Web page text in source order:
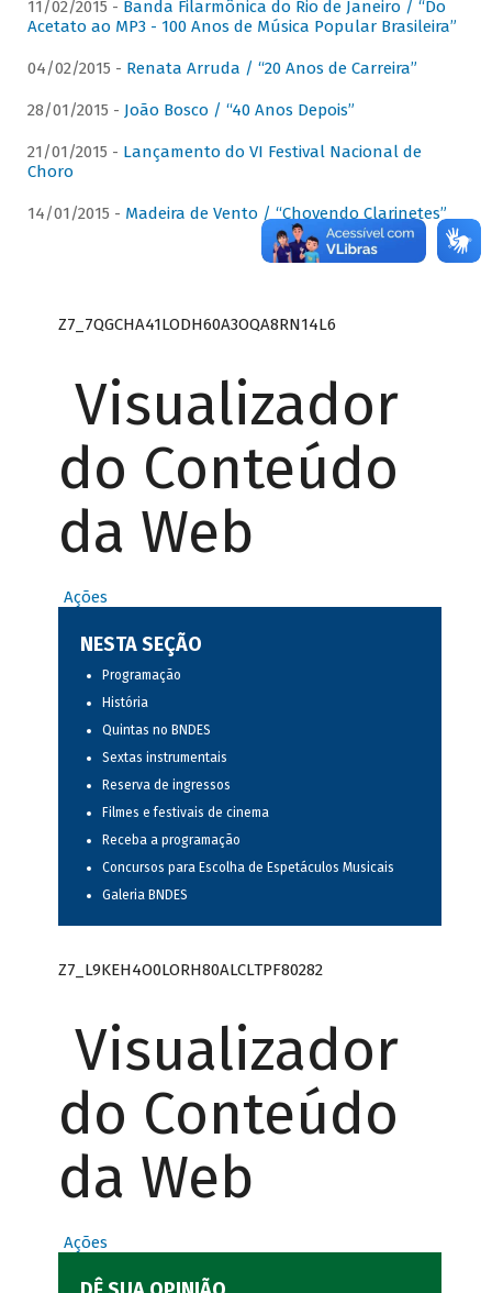
11/02/2015 - Banda Filarmônica do Rio de Janeiro / “Do
Acetato ao MP3 - 100 Anos de Música Popular Brasileira”
04/02/2015 - Renata Arruda / “20 Anos de Carreira”
28/01/2015 - João Bosco / “40 Anos Depois”
21/01/2015 - Lançamento do VI Festival Nacional de
Choro
14/01/2015 - Madeira de Vento / “Chovendo Clarinetes”
Z7_7QGCHA41LODH60A3OQA8RN14L6
Visualizador
do Conteúdo
da Web
Ações
NESTA SEÇÃO
Programação
História
Quintas no BNDES
Sextas instrumentais
Reserva de ingressos
Filmes e festivais de cinema
Receba a programação
Concursos para Escolha de Espetáculos Musicais
Galeria BNDES
Z7_L9KEH4O0LORH80ALCLTPF80282
Visualizador
do Conteúdo
da Web
Ações